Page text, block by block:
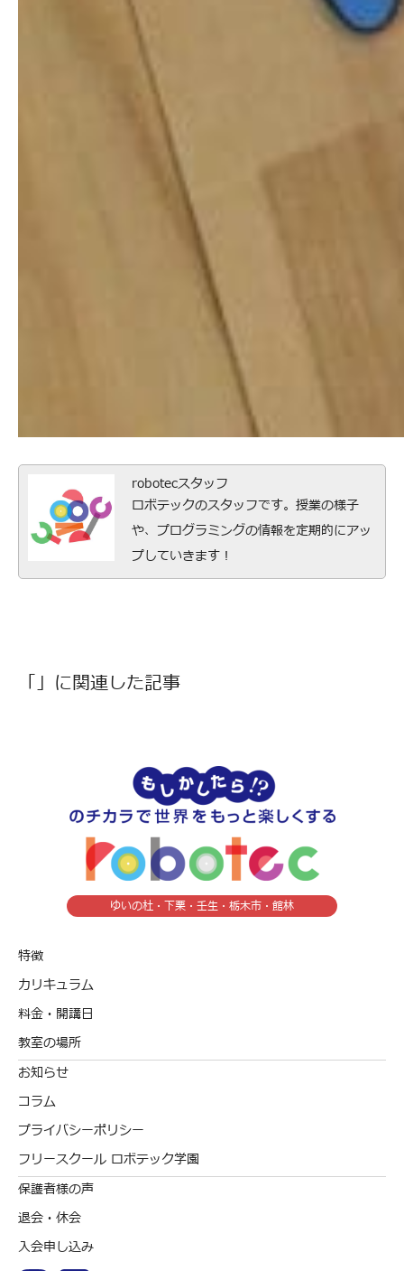
robotecスタッフ
ロボテックのスタッフです。授業の様子
や、プログラミングの情報を定期的にアッ
プしていきます！
「」に関連した記事
ゆいの杜・下栗・壬生・栃木市・館林
特徴
カリキュラム
料金・開講日
教室の場所
お知らせ
コラム
プライバシーポリシー
フリースクール ロボテック学園
保護者様の声
退会・休会
入会申し込み